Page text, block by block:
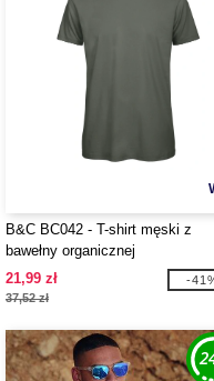
B&C BC042 - T-shirt męski z
bawełny organicznej
21,99 zł
37,52 zł
-